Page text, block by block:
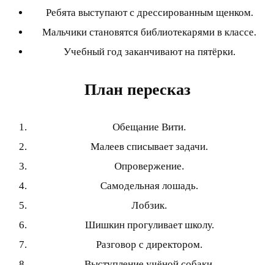
Ребята выступают с дрессированным щенком.
Мальчики становятся библиотекарями в классе.
Учебный год заканчивают на пятёрки.
План пересказ
Обещание Вити.
Малеев списывает задачи.
Опровержение.
Самодельная лошадь.
Лобзик.
Шишкин прогуливает школу.
Разговор с директором.